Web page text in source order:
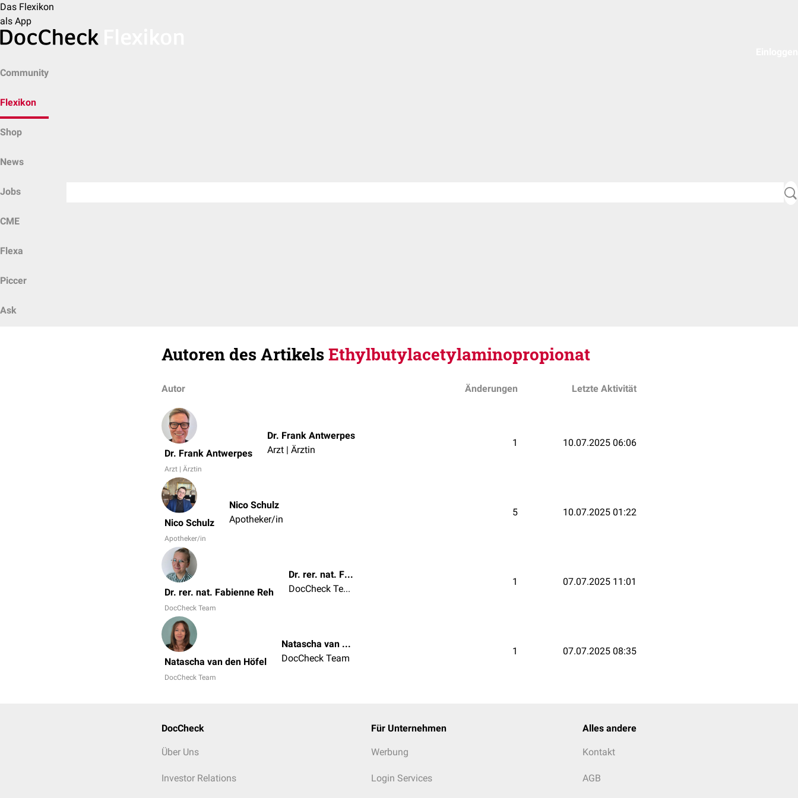
Das Flexikon
als App
Community
Flexikon
Shop
News
Jobs
CME
Flexa
Piccer
Ask
Autoren des ArtikelsEthylbutylacetylaminopropionat
Autor Änderungen Letzte Aktivität
Dr. Frank Antwerpes
Arzt | Ärztin
Dr. Frank Antwerpes
Arzt | Ärztin
1 10.07.2025 06:06
Nico Schulz
Apotheker/in
Nico Schulz
Apotheker/in
5 10.07.2025 01:22
Dr. rer. nat. Fabienne Reh
DocCheck Team
Dr. rer. nat. Fabienne Reh
DocCheck Team
1 07.07.2025 11:01
Natascha van den Höfel
DocCheck Team
Natascha van den Höfel
DocCheck Team
1 07.07.2025 08:35
DocCheck
Über Uns
Investor Relations
Für Unternehmen
Werbung
Login Services
Alles andere
Kontakt
AGB